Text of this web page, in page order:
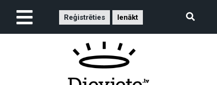
Reģistrēties Ienākt